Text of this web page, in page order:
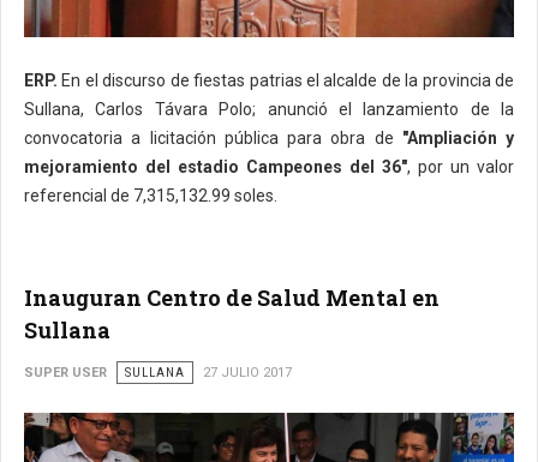
ERP. En el discurso de fiestas patrias el alcalde de la provincia de
Sullana, Carlos Távara Polo; anunció el lanzamiento de la
convocatoria a licitación pública para obra de "Ampliación y
mejoramiento del estadio Campeones del 36", por un valor
referencial de 7,315,132.99 soles.
Inauguran Centro de Salud Mental en
Sullana
SUPER USER SULLANA 27 JULIO 2017